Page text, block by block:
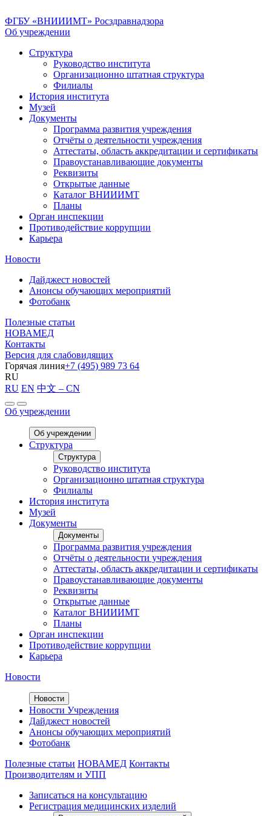
ФГБУ «ВНИИИМТ» Росздравнадзора
Об учреждении
Структура
Руководство института
Организационно штатная структура
Филиалы
История института
Музей
Документы
Программа развития учреждения
Отчёты о деятельности учреждения
Аттестаты, область аккредитации и сертификаты
Правоустанавливающие документы
Реквизиты
Открытые данные
Каталог ВНИИИМТ
Планы
Орган инспекции
Противодействие коррупции
Карьера
Новости
Дайджест новостей
Анонсы обучающих мероприятий
Фотобанк
Полезные статьи
НОВАМЕД
Контакты
Версия для слабовидящих
Горячая линия+7 (495) 989 73 64
RU
RU EN 中文 – CN
Об учреждении
Об учреждении
Структура
Структура
Руководство института
Организационно штатная структура
Филиалы
История института
Музей
Документы
Документы
Программа развития учреждения
Отчёты о деятельности учреждения
Аттестаты, область аккредитации и сертификаты
Правоустанавливающие документы
Реквизиты
Открытые данные
Каталог ВНИИИМТ
Планы
Орган инспекции
Противодействие коррупции
Карьера
Новости
Новости
Новости Учреждения
Дайджест новостей
Анонсы обучающих мероприятий
Фотобанк
Полезные статьи НОВАМЕД Контакты
Производителям и УПП
Записаться на консультацию
Регистрация медицинских изделий